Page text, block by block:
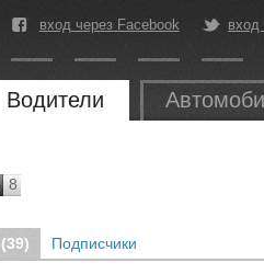
вход через Facebook вход
Водители
8
Подписчики